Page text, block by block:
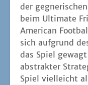
der
beim Ulti­ma­te
Ame­ri­can
sich auf­grund
das Spiel
abs­trak­ter
Spiel viel­leicht